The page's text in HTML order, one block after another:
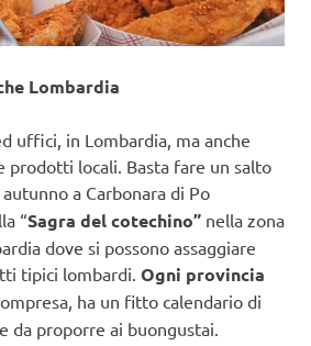
Lombardia
uffici, in Lombardia, ma anche
prodotti locali. Basta fare un salto
autunno a Carbonara di Po
“Sagra del cotechino” nella zona
dove si possono assaggiare
tipici lombardi. Ogni provincia
ha un fitto calendario di
da proporre ai buongustai.